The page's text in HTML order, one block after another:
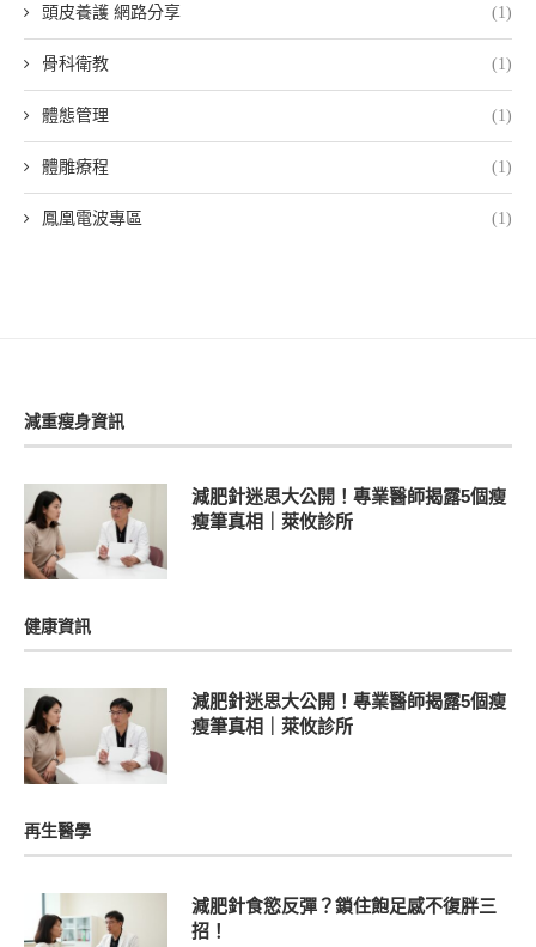
頭皮養護 網路分享 (1)
骨科衛教 (1)
體態管理 (1)
體雕療程 (1)
鳳凰電波專區 (1)
減重瘦身資訊
減肥針迷思大公開！專業醫師揭露5個瘦
瘦筆真相｜萊攸診所
健康資訊
減肥針迷思大公開！專業醫師揭露5個瘦
瘦筆真相｜萊攸診所
再生醫學
減肥針食慾反彈？鎖住飽足感不復胖三
招！